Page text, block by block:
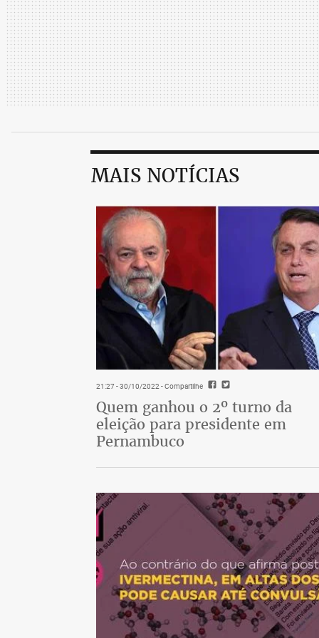
MAIS NOTÍCIAS
21:27 - 30/10/2022- Compartilhe
Quem ganhou o 2º turno da
eleição para presidente em
Pernambuco